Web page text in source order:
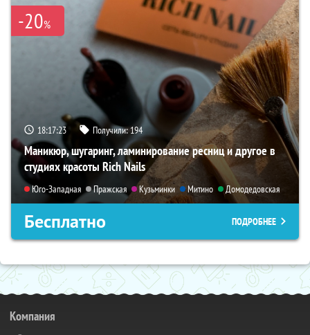
-20%
18:17:21 Получили:194
Маникюр, шугаринг, ламинирование ресниц и другое в
студиях красоты Rich Nails
Юго-Западная Пражская Кузьминки Митино Домодедовская
Бесплатно ПОДРОБНЕЕ
Компания